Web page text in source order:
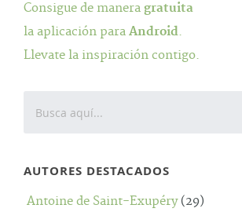
Consigue de manera gratuita
la aplicación para Android.
Llevate la inspiración contigo.
AUTORES DESTACADOS
Antoine de Saint-Exupéry(29)